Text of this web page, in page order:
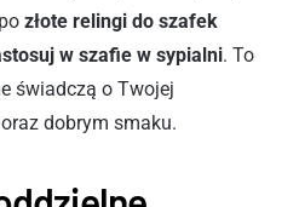
złote relingi do szafek
w szafie w sypialni. To
świadczą o Twojej
dobrym smaku.